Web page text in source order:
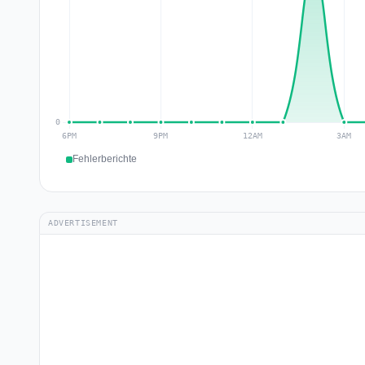
Fehlerberichte
ADVERTISEMENT